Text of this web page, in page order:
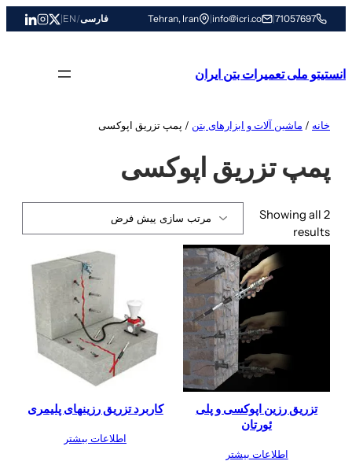
به
71057697
|
info@icri.co
|
Tehran, Iran فارسی/
EN
|
انستیتو ملی تعمیرات بتن ایران
خانه / ماشین آلات و ابزارهای بتن / پمپ تزریق اپوکسی
پمپ تزریق اپوکسی
Showing all 2
results
تزریق رزین اپوکسی و پلی
ئورتان
اطلاعات بیشتر
کاربرد تزریق رزینهای پلیمری
اطلاعات بیشتر